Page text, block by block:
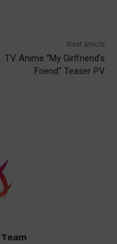
Next article
TV Anime “My Girlfriend’s
Friend” Teaser PV